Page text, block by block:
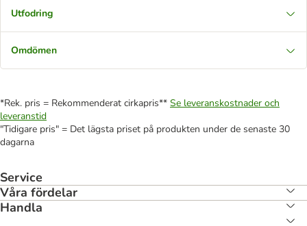
Utfodring
Omdömen
*Rek. pris = Rekommenderat cirkapris** Se leveranskostnader och
leveranstid
"Tidigare pris" = Det lägsta priset på produkten under de senaste 30
dagarna
Service
Våra fördelar
Handla